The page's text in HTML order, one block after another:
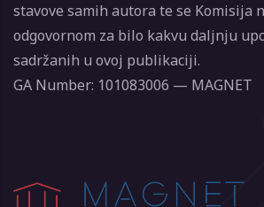
stavove samih autora te se Komisija
odgovornom za bilo kakvu daljnju
sadržanih u ovoj publikaciji.
GA Number: 101083006 — MAGNET